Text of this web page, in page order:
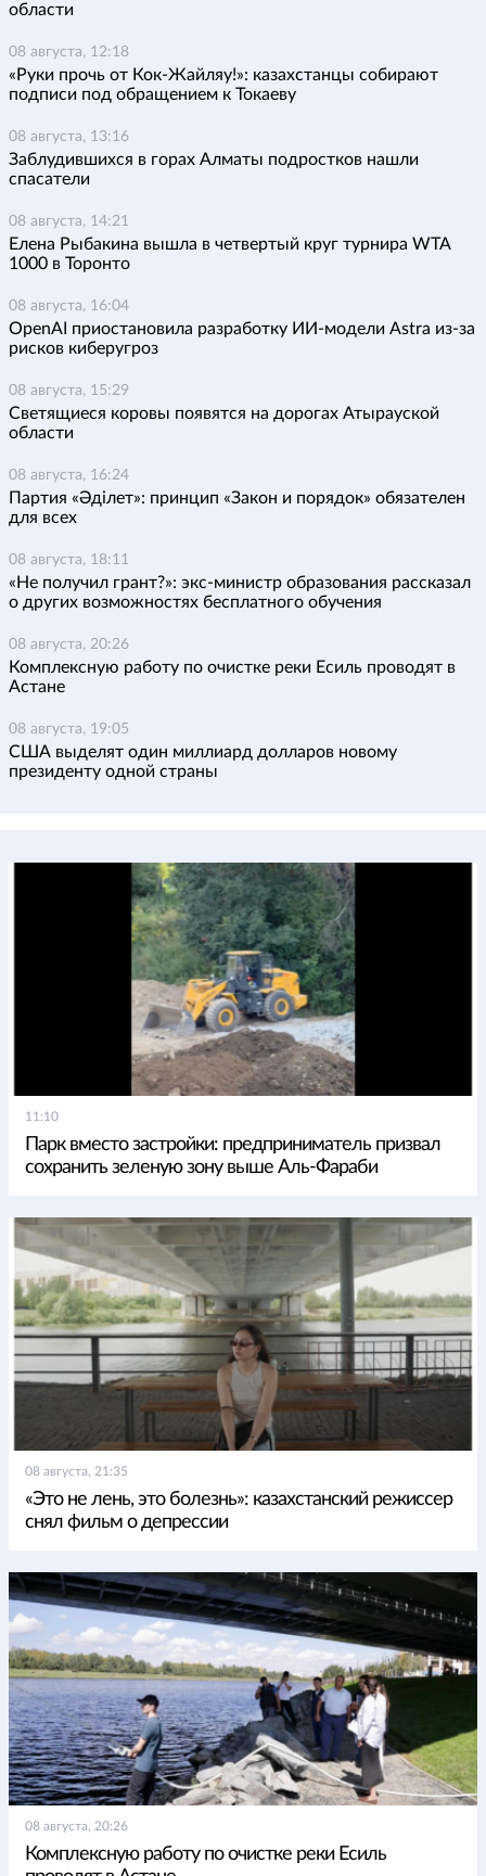
области
08 августа, 12:18
«Руки прочь от Кок-Жайляу!»: казахстанцы собирают
подписи под обращением к Токаеву
08 августа, 13:16
Заблудившихся в горах Алматы подростков нашли
спасатели
08 августа, 14:21
Елена Рыбакина вышла в четвертый круг турнира WTA
1000 в Торонто
08 августа, 16:04
OpenAI приостановила разработку ИИ-модели Astra из-за
рисков киберугроз
08 августа, 15:29
Светящиеся коровы появятся на дорогах Атырауской
области
08 августа, 16:24
Партия «Әділет»: принцип «Закон и порядок» обязателен
для всех
08 августа, 18:11
«Не получил грант?»: экс-министр образования рассказал
о других возможностях бесплатного обучения
08 августа, 20:26
Комплексную работу по очистке реки Есиль проводят в
Астане
08 августа, 19:05
США выделят один миллиард долларов новому
президенту одной страны
11:10
Парк вместо застройки: предприниматель призвал
сохранить зеленую зону выше Аль-Фараби
08 августа, 21:35
«Это не лень, это болезнь»: казахстанский режиссер
снял фильм о депрессии
08 августа, 20:26
Комплексную работу по очистке реки Есиль